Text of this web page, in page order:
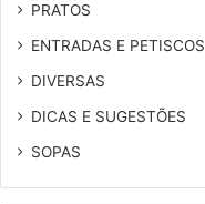
PRATOS
ENTRADAS E PETISCOS
DIVERSAS
DICAS E SUGESTÕES
SOPAS